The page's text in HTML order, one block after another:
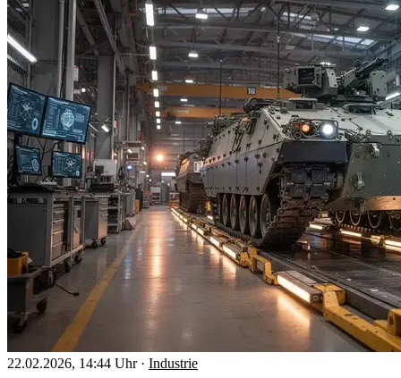
22.02.2026, 14:44 Uhr · Industrie